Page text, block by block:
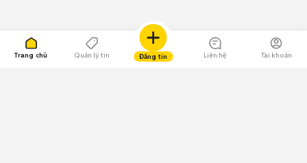
Trang chủ Quản lý tin Đăng tin Liên hệ Tài khoản